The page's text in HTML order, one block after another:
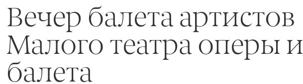
Вечер балета артистов
Малого театра оперы и
балета